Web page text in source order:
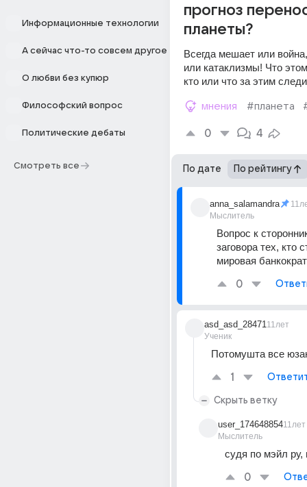
Информационные технологии
А сейчас что-то совсем другое
О любви без купюр
Философский вопрос
Политические дебаты
Смотреть все
прогноз
планеты?
Всегда мешает или
или катаклизмы! Что
кто или что за этим
мнения #планета
0 4
По дате По рейтингу
anna_salamandra
Мыслитель
Вопрос к
заговора тех, кто
мировая
0
asd_asd_28471
Ученик
11лет
Потомушта все
1
Скрыть ветку
user_174648854
Мыслитель
11лет
судя по мэйл ру,
0